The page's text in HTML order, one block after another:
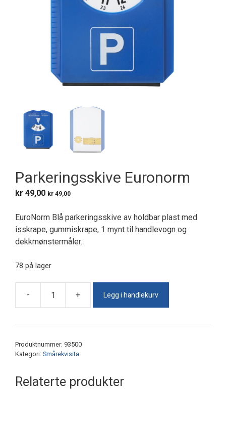
Parkeringsskive Euronorm
kr 49,00 kr 49,00
EuroNorm Blå parkeringsskive av holdbar plast med
isskrape, gummiskrape, 1 mynt til handlevogn og
dekkmønstermåler.
78 på lager
-
Parkeringsskive
antall
+ Legg i handlekurv
Produktnummer: 93500
Kategori: Smårekvisita
Relaterte produkter